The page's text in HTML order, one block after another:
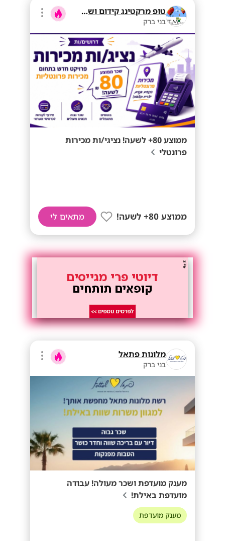
טופ מרקטינג קידום ושיווק בע"מ
בני ברק
ממוצע 80+ לשעה! נציגי/ות מכירות
פרונטלי
ממוצע 80+ לשעה! מתאים לי
מלונות פתאל
בני ברק
מענק מועדפת ושכר מעולה! עבודה
מועדפת באילת!
מענק מועדפת